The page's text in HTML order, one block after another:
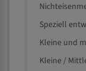
Speziell
Kleine und
Kleine /